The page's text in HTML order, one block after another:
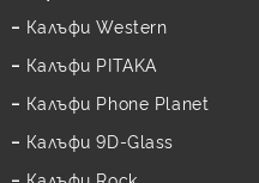
Калъфи Western
Калъфи PITAKA
Калъфи Phone Planet
Калъфи 9D-Glass